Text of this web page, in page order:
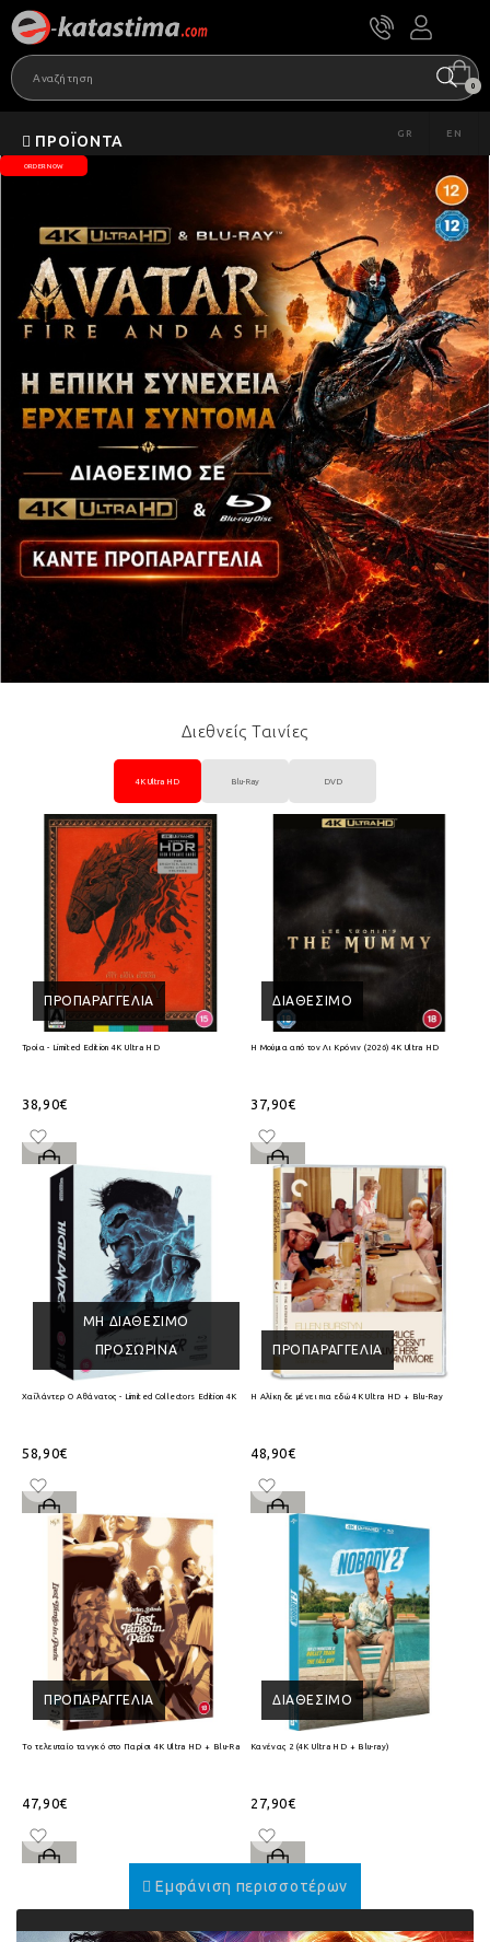
0
ΠΡΟΪΌΝΤΑ GR EN
ORDER NOW
Διεθνείς Ταινίες
4K Ultra HD Blu-Ray DVD
ΠΡΟΠΑΡΑΓΓΕΛΊΑ
Τροία - Limited Edition 4K Ultra HD
38,90€
ΔΙΑΘΈΣΙΜΟ
Η Μούμια από τον Λι Κρόνιν (2026) 4K Ultra HD
37,90€
ΜΗ ΔΙΑΘΈΣΙΜΟ
ΠΡΟΣΩΡΙΝΆ
Χαϊλάντερ Ο Αθάνατος - Limited Collectors Edition 4K Ultra HD + Blu-Ray
58,90€
ΠΡΟΠΑΡΑΓΓΕΛΊΑ
Η Αλίκη δε μένει πια εδώ 4K Ultra HD + Blu-Ray
48,90€
ΠΡΟΠΑΡΑΓΓΕΛΊΑ
Το τελευταίο τανγκό στο Παρίσι 4K Ultra HD + Blu-Ray
47,90€
ΔΙΑΘΈΣΙΜΟ
Κανένας 2 (4K Ultra HD + Blu-ray)
27,90€